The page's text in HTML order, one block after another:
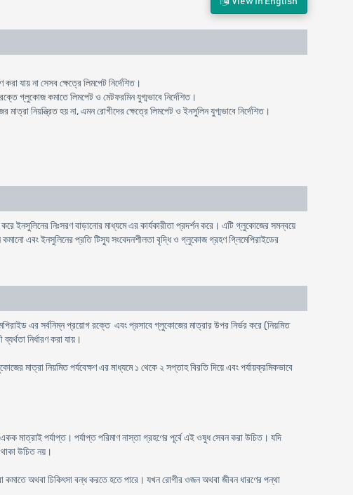
যায় না সেসব ক্ষেত্রে লিমপেট নির্দেশিত।
গ্লুকোজ কমাতে লিমপেট ও মেটফরমিন যুগ্মভাবে নির্দেশিত।
নিয়ন্ত্রিত হয় না, এমন রোগীদের ক্ষেত্রে লিমপেট ও ইনসুলিন যুগ্মভাবে নির্দেশিত।
ইনসুলিনের নিঃসরণ বাড়ানোর মাধ্যমে এর কার্যকারীতা প্রদর্শন করে। এটি গ্লুকোজের সমন্বয়ে
এবং ইনসুলিনের প্রতি টিস্যু সংবেদনশীলতা বৃদ্ধি ও গ্লুকোজ গ্রহণ গ্লিমেপিরাইডের
এর সর্বনিম্ন প্রয়োগ রক্তে এবং প্রসাবে গ্লুকোজের মাত্রার উপর নির্ভর করে (নিয়মিত
নির্ধারণ করা যায়।
মাত্রা নিয়মিত পর্যবেক্ষণ এর মাধ্যমে ১ থেকে ২ সপ্তাহ বিরতি দিয়ে এবং পর্যায়ক্রমিকভাবে
মাত্রাই পর্যাপ্ত। পর্যাপ্ত পরিমাণ নাস্তা গ্রহণের পূর্বে এই ওষুধ সেবন করা উচিত। যদি
উচিত নয়।
কমাতে অথবা চিকিৎসা বন্ধ করতে হতে পারে। যখন রোগীর ওজন অথবা জীবন ধারণের পন্থা